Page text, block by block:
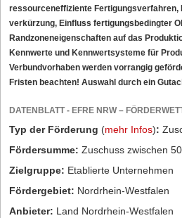
ressourceneffiziente Fertigungsverfahren,
verkürzung, Einfluss fertigungsbedingter
Randzoneneigenschaften auf das
Kennwerte und Kennwertsysteme für
Verbundvorhaben werden vorrangig
Fristen beachten! Auswahl durch ein
DATENBLATT - EFRE NRW –
Typ der Förderung (mehr Infos):
Fördersumme: Zuschuss zwischen
Zielgruppe: Etablierte Unternehmen
Fördergebiet: Nordrhein-Westfalen
Anbieter: Land Nordrhein-Westfalen